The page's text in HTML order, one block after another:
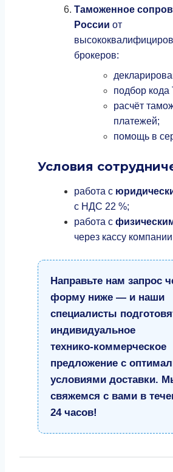
Таможенное
России от
брокеров:
подбор
расчёт
платежей;
помощь в
Условия
работа с
с НДС 22 %;
работа с
через кассу
Направьте нам запрос
форму ниже — и наши
специалисты
индивидуальное
технико‑коммерческое
предложение с
условиями доставки.
свяжемся с вами в
24 часов!